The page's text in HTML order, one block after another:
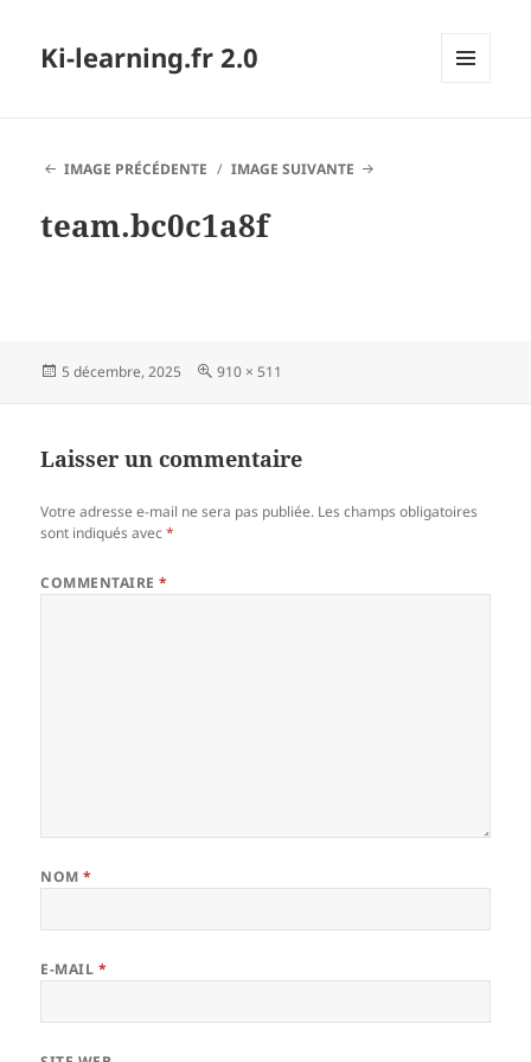
Ki-learning.fr 2.0
IMAGE PRÉCÉDENTE
IMAGE SUIVANTE
team.bc0c1a8f
Publié
5 décembre, 2025
Taille
910 × 511
Laisser un commentaire
Votre adresse e-mail ne sera pas publiée. Les champs obligatoires
sont indiqués avec*
COMMENTAIRE*
NOM*
E-MAIL *